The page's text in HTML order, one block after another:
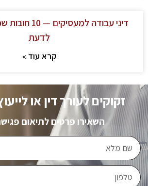
דיני עבודה
לדעת
קרא עוד »
זקוקים לעורך דין או
השאירו פרטים לתיאום